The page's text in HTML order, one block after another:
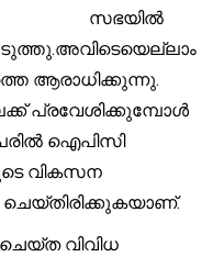
സഭയിൽ
ആരാധിക്കുന്നു.
പ്രവേശിക്കുമ്പോൾ
ഐപിസി
വികസന
വിവിധ